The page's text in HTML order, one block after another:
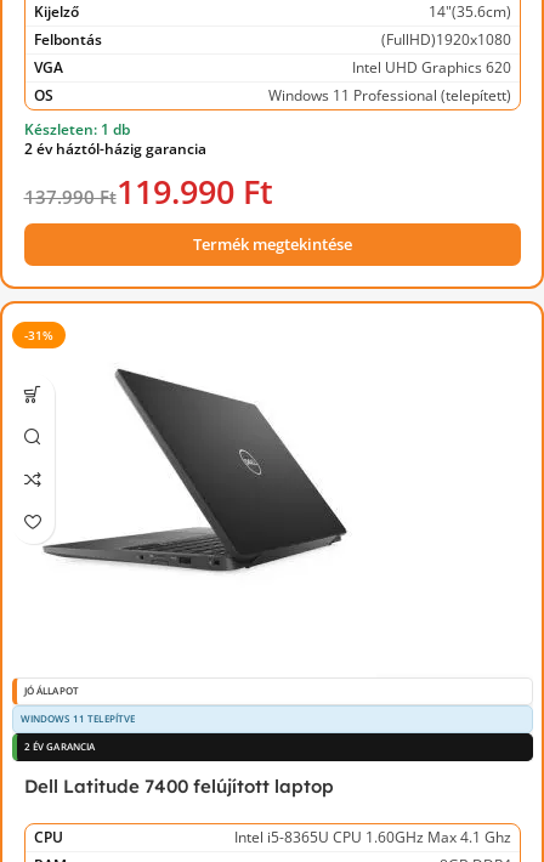
Kijelző
14"(35.6cm)
Felbontás
(FullHD)1920x1080
VGA
Intel UHD Graphics 620
OS
Windows 11 Professional (telepített)
Készleten: 1 db
2 év háztól-házig garancia
137.990 Ft119.990 Ft
Termék megtekintése
-31%
JÓ ÁLLAPOT
WINDOWS 11 TELEPÍTVE
2 ÉV GARANCIA
Dell Latitude 7400 felújított laptop
CPU
Intel i5-8365U CPU 1.60GHz Max 4.1 Ghz